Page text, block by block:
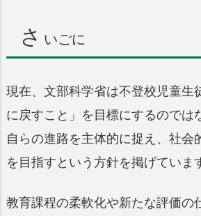
さ いごに
現在、文部科学省は不登校児童生
に戻すこと」を目標にするのでは
自らの進路を主体的に捉え、社会
を目指すという方針を掲げていま
教育課程の柔軟化や新たな評価の